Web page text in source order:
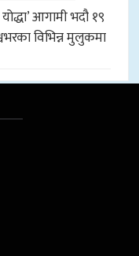
आगामी भदौ १९
विभिन्न मुलुकमा